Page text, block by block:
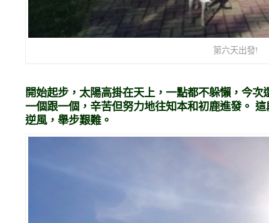
第六天出發!
開始起步，太陽高掛在天上，一點都不躲懶，今
一個跟一個，辛苦但努力地往知本和初鹿進發。
逆風，舉步艱難。